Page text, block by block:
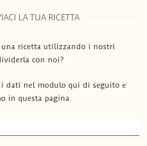
LA TUA RICETTA
una ricetta utilizzando i nostri
con noi?
i dati nel modulo qui di seguito e
in questa pagina.